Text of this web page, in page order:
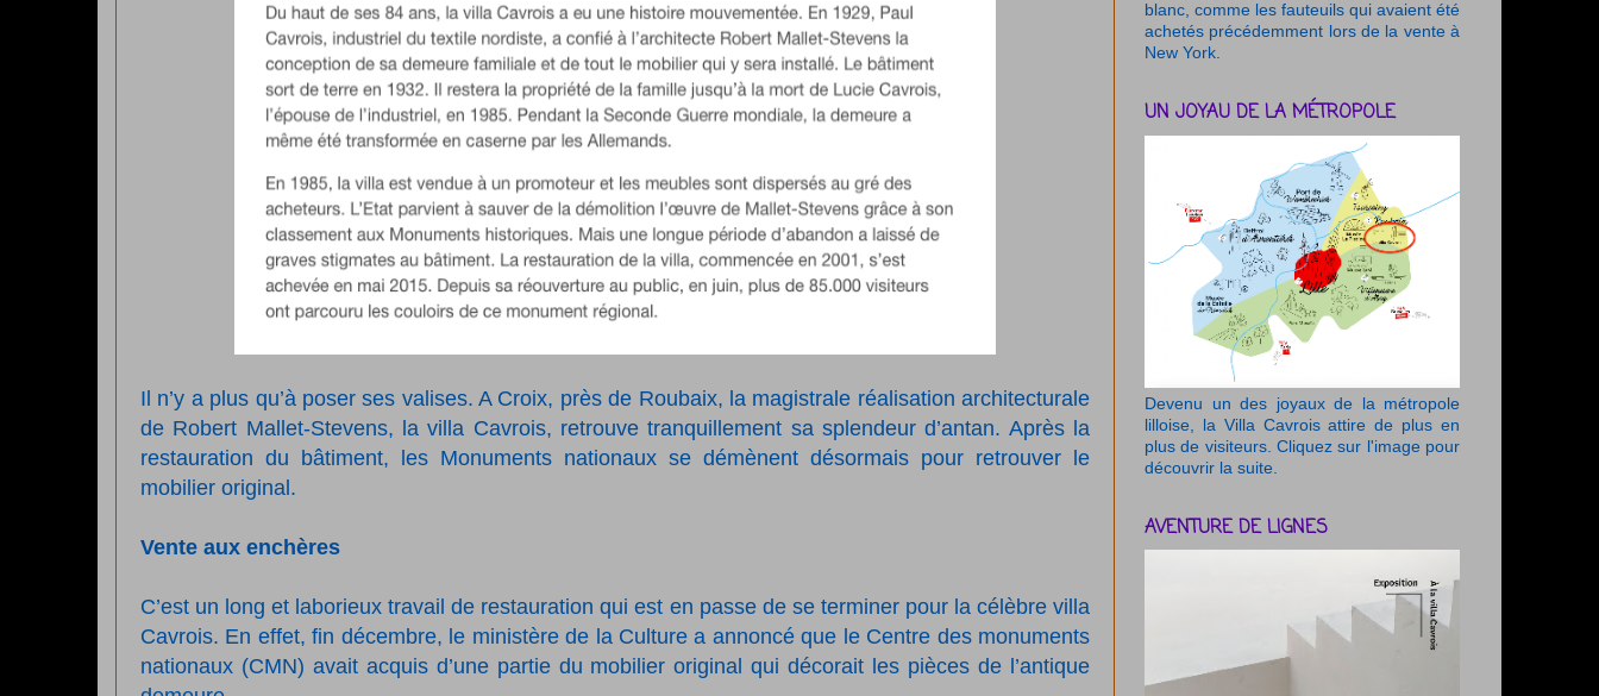
Il n’y a plus qu’à poser ses valises. A Croix, près de Roubaix, la magistrale réalisation architecturale
de Robert Mallet-Stevens, la villa Cavrois, retrouve tranquillement sa splendeur d’antan. Après la
restauration du bâtiment, les Monuments nationaux se démènent désormais pour retrouver le
mobilier original.
Vente aux enchères
C’est un long et laborieux travail de restauration qui est en passe de se terminer pour la célèbre villa
Cavrois. En effet, fin décembre, le ministère de la Culture a annoncé que le Centre des monuments
nationaux (CMN) avait acquis d’une partie du mobilier original qui décorait les pièces de l’antique
blanc, comme les fauteuils qui avaient été
achetés précédemment lors de la vente à
New York.
UN JOYAU DE LA MÉTROPOLE
Devenu un des joyaux de la métropole
lilloise, la Villa Cavrois attire de plus en
plus de visiteurs. Cliquez sur l'image pour
découvrir la suite.
AVENTURE DE LIGNES